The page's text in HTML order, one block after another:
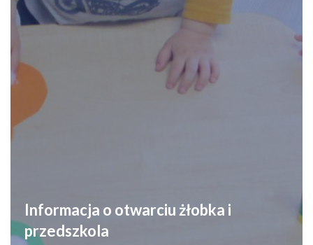
Informacja o otwarciu żłobka i
przedszkola